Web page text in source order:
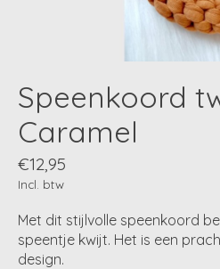
Speenkoord
Caramel
€12,95
Incl. btw
Met dit stijlvolle speenkoord
speentje kwijt. Het is een
design.